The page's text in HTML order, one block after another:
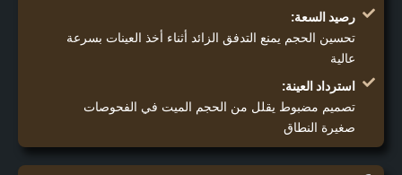
رصيد السعة:
تحسين الحجم يمنع التدفق الزائد أثناء أخذ العينات بسرعة
عالية
استرداد العينة:
تصميم مضبوط يقلل من الحجم الميت في الفحوصات
صغيرة النطاق